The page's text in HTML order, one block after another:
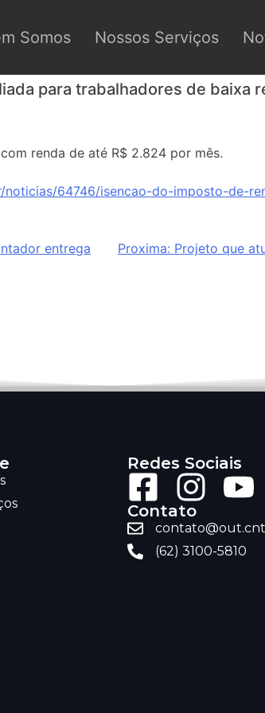
Somos Nossos Serviços
para trabalhadores de baixa
renda de até R$ 2.824 por mês.
64746/isencao-do-imposto-de-
entrega
Proxima: Projeto que
Redes Sociais
Contato
(62) 3100-5810